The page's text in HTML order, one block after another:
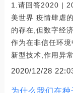
1.请回答2020 |
美世界 疫情肆虐
的存在,但数字经
作为在非信任环
新型技术,作用异常
2020/12/28
为什么我们在